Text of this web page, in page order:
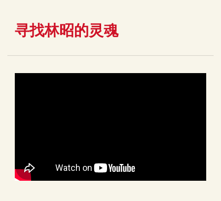
寻找林昭的灵魂